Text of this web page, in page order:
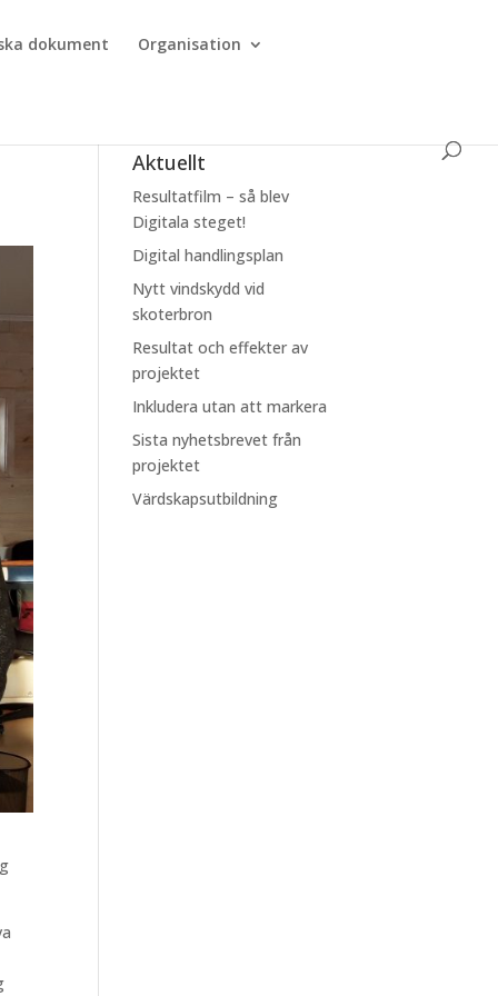
dokument Organisation
Aktuellt
Resultatfilm – så blev
Digitala steget!
Digital handlingsplan
Nytt vindskydd vid
skoterbron
Resultat och effekter av
projektet
Inkludera utan att markera
Sista nyhetsbrevet från
projektet
Värdskapsutbildning